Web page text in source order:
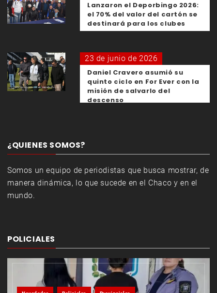
Lanzaron el Deporbingo 2026:
el 70% del valor del cartón se
destinará para los clubes
23 de junio de 2026
Daniel Cravero asumió su
quinto ciclo en For Ever con la
misión de salvarlo del
descenso
¿QUIENES SOMOS?
Somos un equipo de periodistas que busca mostrar, de
manera dinámica, lo que sucede en el Chaco y en el
mundo.
POLICIALES